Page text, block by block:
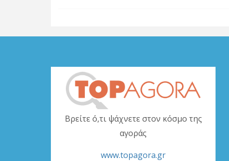
Βρείτε ό,τι ψάχνετε στον κόσμο της
αγοράς
www.topagora.gr